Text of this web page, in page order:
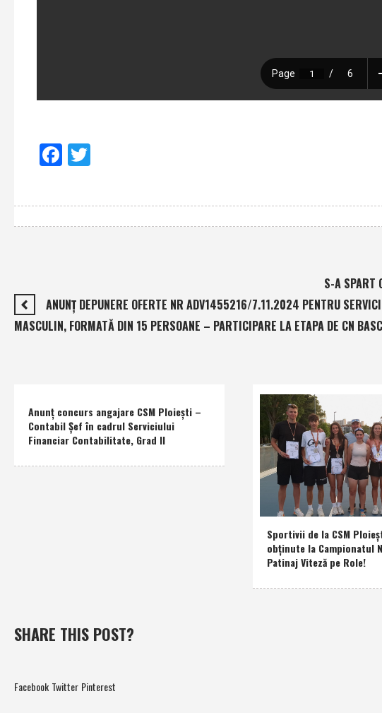
Facebook
S-A SPART
ANUNŢ DEPUNERE OFERTE NR ADV1455216/7.11.2024 PENTRU
MASCULIN, FORMATĂ DIN 15 PERSOANE – PARTICIPARE LA ETAPA DE CN
Anunţ concurs angajare CSM Ploieşti –
Contabil Şef în cadrul Serviciului
Financiar Contabilitate, Grad II
Sportivii de la CSM
obţinute la Campionatul
Patinaj Viteză pe Role!
SHARE THIS POST?
Facebook Twitter Pinterest